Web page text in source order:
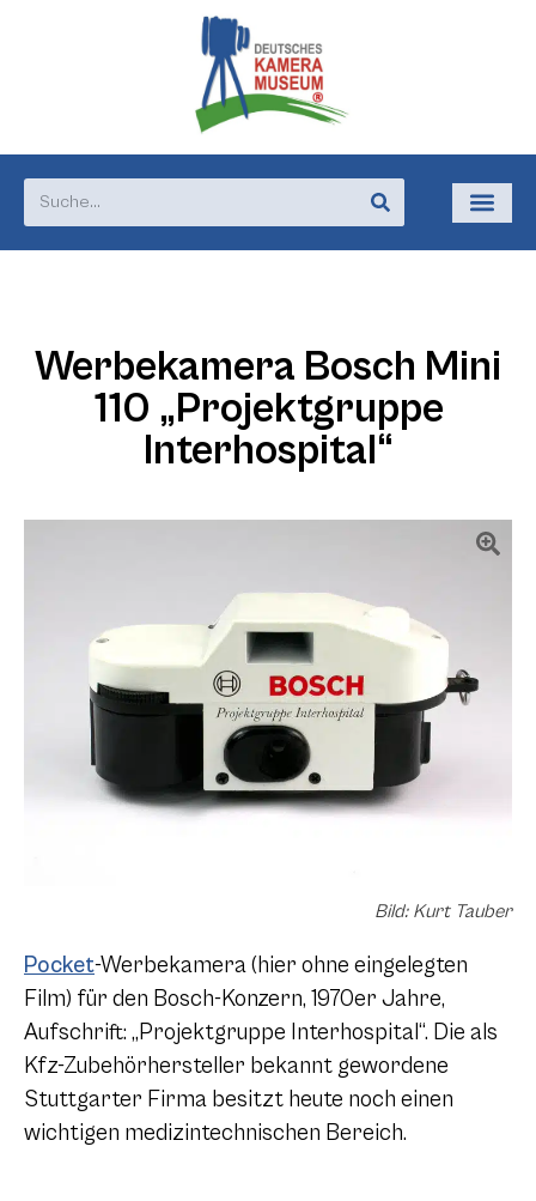
Werbekamera Bosch Mini
110 „Projektgruppe
Interhospital“
Bild: Kurt Tauber
Pocket-Werbekamera (hier ohne eingelegten
Film) für den Bosch-Konzern, 1970er Jahre,
Aufschrift: „Projektgruppe Interhospital“. Die als
Kfz-Zubehörhersteller bekannt gewordene
Stuttgarter Firma besitzt heute noch einen
wichtigen medizintechnischen Bereich.